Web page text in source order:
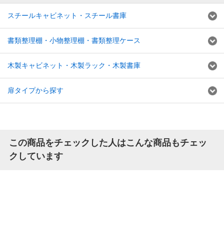
スチールキャビネット・スチール書庫
書類整理棚・小物整理棚・書類整理ケース
木製キャビネット・木製ラック・木製書庫
扉タイプから探す
この商品をチェックした人はこんな商品もチェッ
クしています